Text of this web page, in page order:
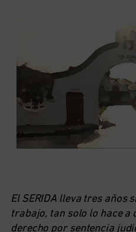
El SERIDA lleva tres años
trabajo, tan solo lo hace a
derecho por sentencia